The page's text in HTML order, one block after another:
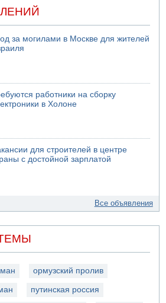
за могилами в Москве для жителей
работники на сборку
в Холоне
для строителей в центре
с достойной зарплатой
Все объявления
ормузский пролив
путинская россия